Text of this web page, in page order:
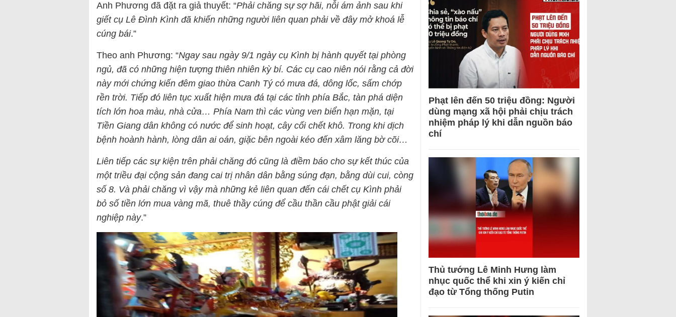
Anh Phương đã đặt ra giả thuyết: “Phải chăng sự sợ hãi, nỗi ám ảnh sau khi
giết cụ Lê Đình Kình đã khiến những người liên quan phải về đây mở khoá lễ
cúng bái.”
Theo anh Phương: “Ngay sau ngày 9/1 ngày cụ Kình bị hành quyết tại phòng
ngủ, đã có những hiện tượng thiên nhiên kỳ bí. Các cụ cao niên nói rằng cả đời
này mới chứng kiến đêm giao thừa Canh Tý có mưa đá, dông lốc, sấm chớp
rền trời. Tiếp đó liên tục xuất hiện mưa đá tại các tỉnh phía Bắc, tàn phá diện
tích lớn hoa màu, nhà cửa… Phía Nam thì các vùng ven biển hạn mặn, tại
Tiền Giang dân không có nước để sinh hoạt, cây cối chết khô. Trong khi dịch
bệnh hoành hành, lòng dân ai oán, giặc bên ngoài kéo đến xâm lăng bờ cõi…
Liên tiếp các sự kiện trên phải chăng đó cũng là điềm báo cho sự kết thúc của
một triều đại cộng sản đang cai trị nhân dân bằng súng đạn, bằng dùi cui, còng
số 8. Và phải chăng vì vậy mà những kẻ liên quan đến cái chết cụ Kình phải
bỏ số tiền lớn mua vàng mã, thuê thầy cúng để cầu thần cầu phật giải cái
nghiệp này.”
Phạt lên đến 50 triệu đồng: Người
dùng mạng xã hội phải chịu trách
nhiệm pháp lý khi dẫn nguồn báo
chí
Thủ tướng Lê Minh Hưng làm
nhục quốc thể khi xin ý kiến chỉ
đạo từ Tổng thống Putin